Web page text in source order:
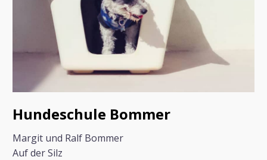
Hundeschule Bommer
Margit und Ralf Bommer
Auf der Silz